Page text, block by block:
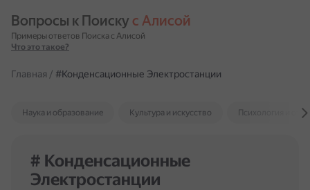
Вопросы к Поиску с Алисой
Примеры ответов Поиска с Алисой
Что это такое?
Главная / #Конденсационные Электростанции
Наука и образование Культура и искусство Психология и
# Конденсационные
Электростанции